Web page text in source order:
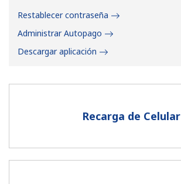
Recarga de Celular
Restablecer contraseña
Administrar Autopago
Descargar aplicación